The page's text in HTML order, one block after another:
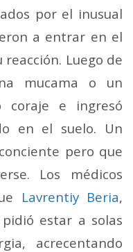
por el inusual
a entrar en el
Luego de
mucama o un
coraje e ingresó
en el suelo. Un
pero que
Los médicos
Lavrentiy Beria,
estar a solas
acrecentando